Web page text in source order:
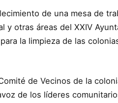
de una mesa de
y otras áreas del XXIV
la limpieza de las
de Vecinos de la
de los líderes